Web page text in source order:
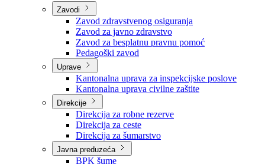
Centar za socijalni rad
Dom za stara i iznemogla lica
Kantonalna bolnica
Zavodi
Zavod zdravstvenog osiguranja
Zavod za javno zdravstvo
Zavod za besplatnu pravnu pomoć
Pedagoški zavod
Uprave
Kantonalna uprava za inspekcijske poslove
Kantonalna uprava civilne zaštite
Direkcije
Direkcija za robne rezerve
Direkcija za ceste